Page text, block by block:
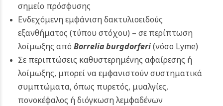
σημείο πρόσφυσης
Ενδεχόμενη εμφάνιση δακτυλιοειδούς
εξανθήματος (τύπου στόχου) – σε περίπτωση
λοίμωξης από Borrelia burgdorferi(νόσο Lyme)
Σε περιπτώσεις καθυστερημένης αφαίρεσης ή
λοίμωξης, μπορεί να εμφανιστούν συστηματικά
συμπτώματα, όπως πυρετός, μυαλγίες,
πονοκέφαλος ή διόγκωση λεμφαδένων